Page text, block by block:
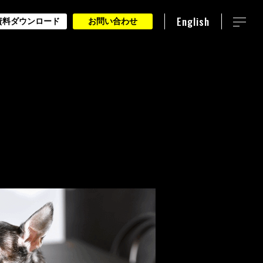
料ダウンロード お問い合わせ English